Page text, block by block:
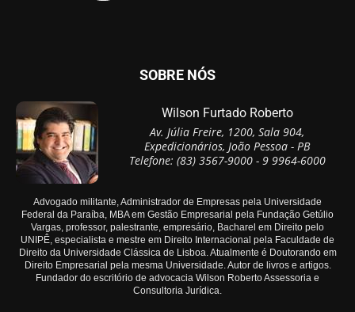
SOBRE NÓS
Wilson Furtado Roberto
Av. Júlia Freire, 1200, Sala 904,
Expedicionários, João Pessoa - PB
Telefone: (83) 3567-9000 - 9 9964-6000
Advogado militante, Administrador de Empresas pela Universidade
Federal da Paraíba, MBA em Gestão Empresarial pela Fundação Getúlio
Vargas, professor, palestrante, empresário, Bacharel em Direito pelo
UNIPÊ, especialista e mestre em Direito Internacional pela Faculdade de
Direito da Universidade Clássica de Lisboa. Atualmente é Doutorando em
Direito Empresarial pela mesma Universidade. Autor de livros e artigos.
Fundador do escritório de advocacia Wilson Roberto Assessoria e
Consultoria Jurídica.